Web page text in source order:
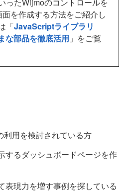
を作成する方法をご紹介し
「JavaScriptライブラリ
な部品を徹底活用 」をご覧
利用を検討されている方
するダッシュボードページを作
表現力を増す事例を探している